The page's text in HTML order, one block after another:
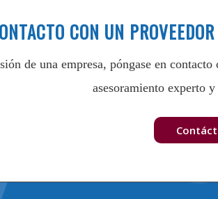
CON UN
de una empresa, póngase en
asesoramiento experto